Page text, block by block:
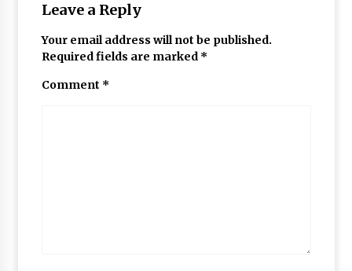
Leave a Reply
Your email address will not be published.
Required fields are marked *
Comment *